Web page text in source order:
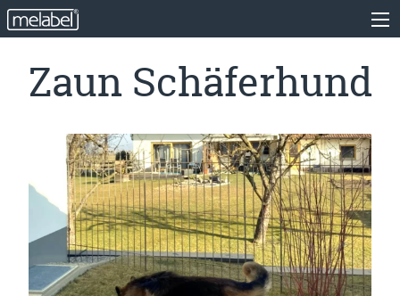
Zaun Schäferhund